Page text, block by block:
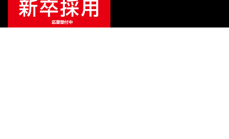
販売価格¥3,179（税込）